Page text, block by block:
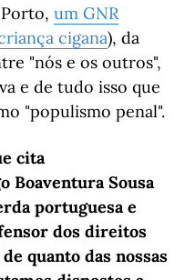
um GNR
cigana), da
"nós e os outros",
e de tudo isso que
"populismo penal".
cita
Boaventura Sousa
portuguesa e
dos direitos
quanto das nossas